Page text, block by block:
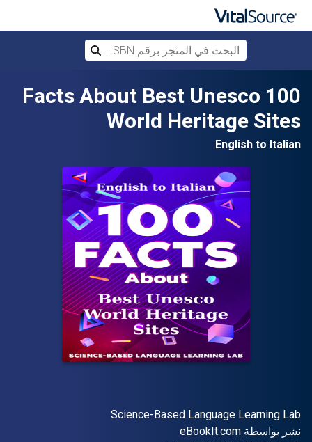
تخطي إلى المحتوى الرئيسي
100 Facts About Best Unesco
World Heritage Sites
English to Italian
المؤلف (المؤلفون)
Science-Based Language Learning Lab
الناشر
نشر بواسطة eBookIt.com